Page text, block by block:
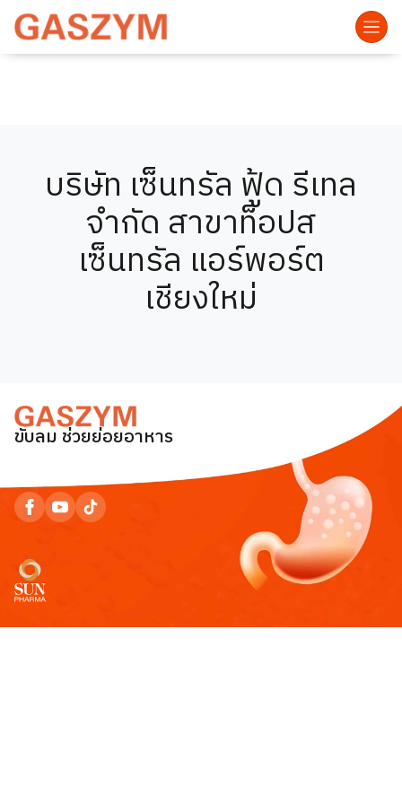
บริษัท เซ็นทรัล ฟู้ด รีเทล
จำกัด สาขาท็อปส
เซ็นทรัล แอร์พอร์ต
เชียงใหม่
ขับลม ช่วยย่อยอาหาร